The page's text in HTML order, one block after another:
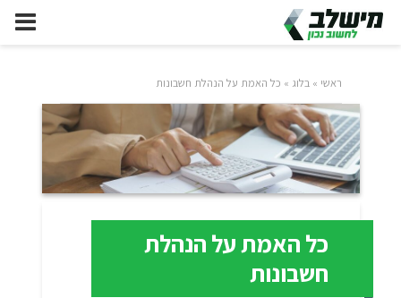
ראשי »בלוג » כל האמת על הנהלת חשבונות
כל האמת על הנהלת
חשבונות